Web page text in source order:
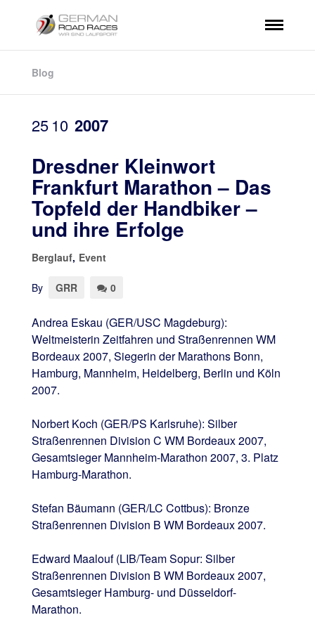
Blog
25 10 2007
Dresdner Kleinwort
Frankfurt Marathon – Das
Topfeld der Handbiker –
und ihre Erfolge
Berglauf, Event
By GRR 0
Andrea Eskau (GER/USC Magdeburg):
Weltmeisterin Zeitfahren und Straßenrennen WM
Bordeaux 2007, Siegerin der Marathons Bonn,
Hamburg, Mannheim, Heidelberg, Berlin und Köln
2007.
Norbert Koch (GER/PS Karlsruhe): Silber
Straßenrennen Division C WM Bordeaux 2007,
Gesamtsieger Mannheim-Marathon 2007, 3. Platz
Hamburg-Marathon.
Stefan Bäumann (GER/LC Cottbus): Bronze
Straßenrennen Division B WM Bordeaux 2007.
Edward Maalouf (LIB/Team Sopur: Silber
Straßenrennen Division B WM Bordeaux 2007,
Gesamtsieger Hamburg- und Düsseldorf-
Marathon.